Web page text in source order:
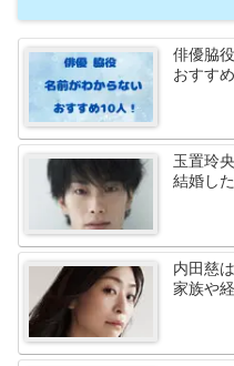
俳優脇
おすす
玉置玲
結婚し
内田慈
家族や